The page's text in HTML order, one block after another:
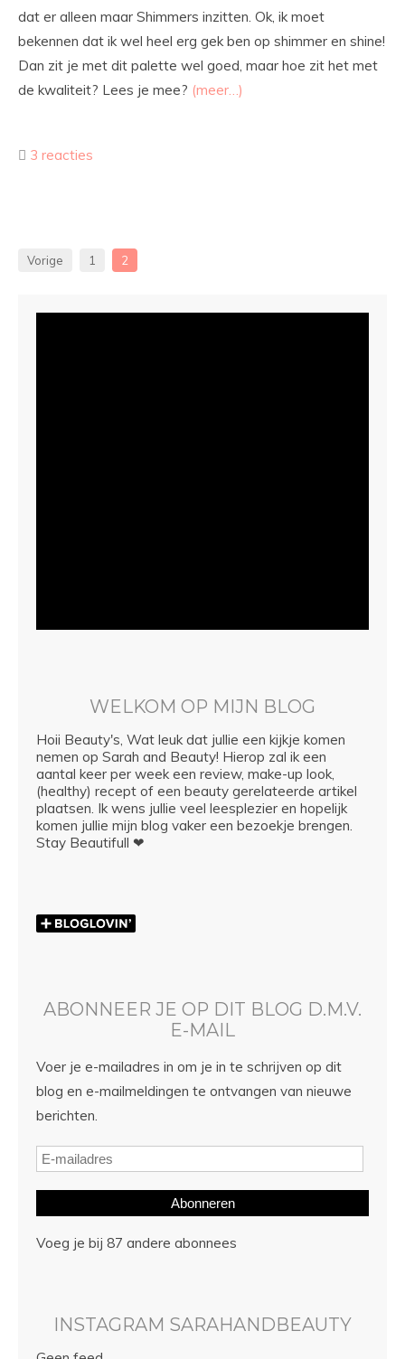
dat er alleen maar Shimmers inzitten. Ok, ik moet
bekennen dat ik wel heel erg gek ben op shimmer en shine!
Dan zit je met dit palette wel goed, maar hoe zit het met
de kwaliteit? Lees je mee? (meer…)
3 reacties
Vorige 1 2
WELKOM OP MIJN BLOG
Hoii Beauty's, Wat leuk dat jullie een kijkje komen
nemen op Sarah and Beauty! Hierop zal ik een
aantal keer per week een review, make-up look,
(healthy) recept of een beauty gerelateerde artikel
plaatsen. Ik wens jullie veel leesplezier en hopelijk
komen jullie mijn blog vaker een bezoekje brengen.
Stay Beautifull ❤
ABONNEER JE OP DIT BLOG D.M.V.
E-MAIL
Voer je e-mailadres in om je in te schrijven op dit
blog en e-mailmeldingen te ontvangen van nieuwe
berichten.
Abonneren
Voeg je bij 87 andere abonnees
INSTAGRAM SARAHANDBEAUTY